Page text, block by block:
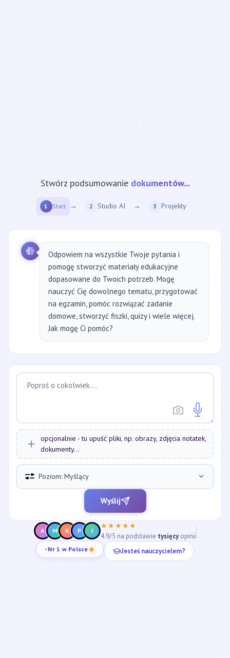
Stwórz podsumowanie strony internetowej...
1 Start → 2 Studio AI → 3 Projekty
Odpowiem na wszystkie Twoje pytania i
pomogę stworzyć materiały edukacyjne
dopasowane do Twoich potrzeb. Mogę
nauczyć Cię dowolnego tematu, przygotować
na egzamin, pomóc rozwiązać zadanie
domowe, stworzyć fiszki, quizy i wiele więcej.
Jak mogę Ci pomóc?
opcjonalnie - tu upuść pliki, np. obrazy, zdjęcia notatek,
dokumenty...
Poziom: Myślący
Wyślij
A M K P J
★★★★★
4.9/5 na podstawie tysięcyopinii
Nr 1 w Polsce Jesteś nauczycielem?